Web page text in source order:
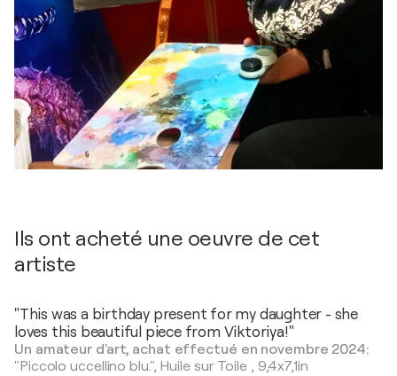
Ils ont acheté une oeuvre de cet
artiste
"This was a birthday present for my daughter - she
loves this beautiful piece from Viktoriya!"
Un amateur d'art, achat effectué en novembre 2024:
"Piccolo uccellino blu.", Huile sur Toile, 9,4x7,1in